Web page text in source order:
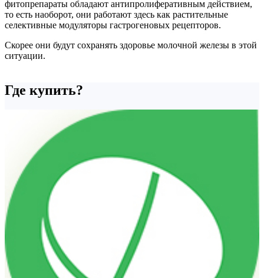
фитопрепараты обладают антипролиферативным действием,
то есть наоборот, они работают здесь как растительные
селективные модуляторы гастрогеновых рецепторов.
Скорее они будут сохранять здоровье молочной железы в этой
ситуации.
Где купить?